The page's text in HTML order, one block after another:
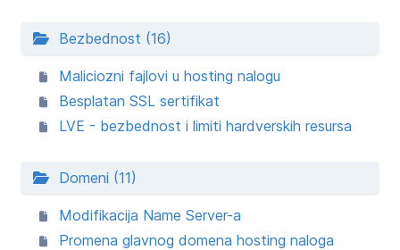
Bezbednost (16)
Maliciozni fajlovi u hosting nalogu
Besplatan SSL sertifikat
LVE - bezbednost i limiti hardverskih resursa
Domeni (11)
Modifikacija Name Server-a
Promena glavnog domena hosting naloga